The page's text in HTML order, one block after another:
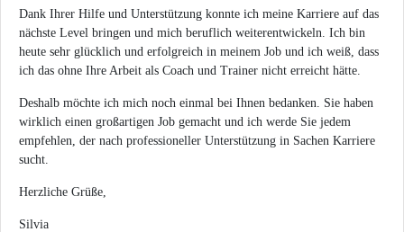
Dank Ihrer Hilfe und Unterstützung konnte ich meine Karriere auf das
nächste Level bringen und mich beruflich weiterentwickeln. Ich bin
heute sehr glücklich und erfolgreich in meinem Job und ich weiß, dass
ich das ohne Ihre Arbeit als Coach und Trainer nicht erreicht hätte.
Deshalb möchte ich mich noch einmal bei Ihnen bedanken. Sie haben
wirklich einen großartigen Job gemacht und ich werde Sie jedem
empfehlen, der nach professioneller Unterstützung in Sachen Karriere
sucht.
Herzliche Grüße,
Silvia